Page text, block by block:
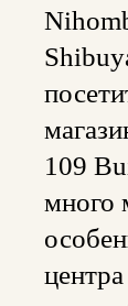
109
много